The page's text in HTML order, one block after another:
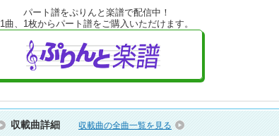
パート譜をぷりんと楽譜で配信中！
1曲、1枚からパート譜をご購入いただけます。
収載曲詳細 収載曲の全曲一覧を見る